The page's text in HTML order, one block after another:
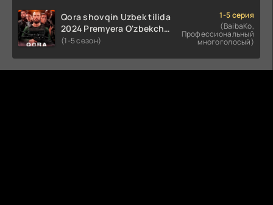
Qora shovqin Uzbek tilida
2024 Premyera O'zbekcha
tarjima kino HD skachat
(1-5 сезон)
1-5 серия
(BaibaKo,
Профессиональный
многоголосый)